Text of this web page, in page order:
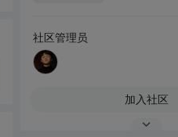
社区管理员
加入社区